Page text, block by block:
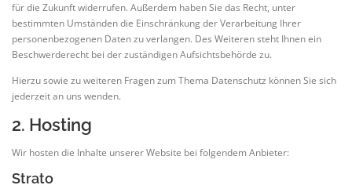
für die Zukunft widerrufen. Außerdem haben Sie das Recht, unter
bestimmten Umständen die Einschränkung der Verarbeitung Ihrer
personenbezogenen Daten zu verlangen. Des Weiteren steht Ihnen ein
Beschwerderecht bei der zuständigen Aufsichtsbehörde zu.
Hierzu sowie zu weiteren Fragen zum Thema Datenschutz können Sie sich
jederzeit an uns wenden.
2. Hosting
Wir hosten die Inhalte unserer Website bei folgendem Anbieter:
Strato